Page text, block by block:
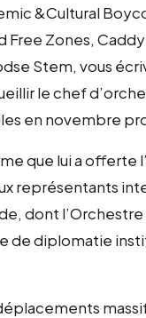
&Cultural
Zones,
Stem, vous
le chef
en novembre
que lui a offerte
représentants
dont l’Orchestre
de diplomatie